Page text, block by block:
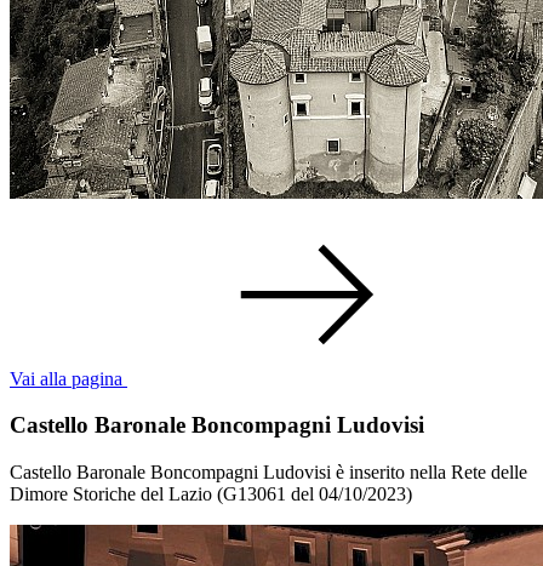
Vai alla pagina
Castello Baronale Boncompagni Ludovisi
Castello Baronale Boncompagni Ludovisi è inserito nella Rete delle
Dimore Storiche del Lazio (G13061 del 04/10/2023)